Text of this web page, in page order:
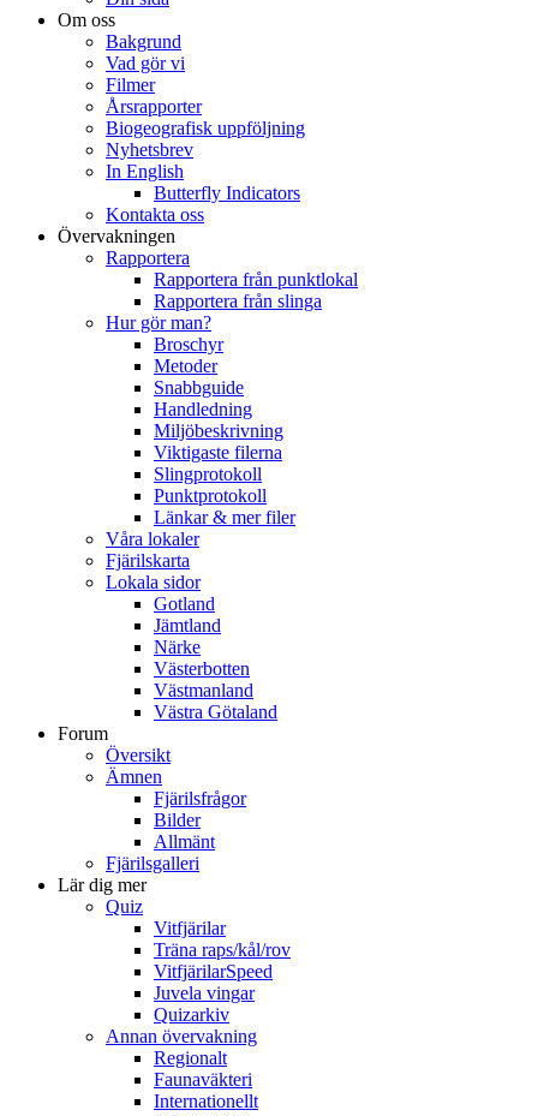
Om oss
Bakgrund
Vad gör vi
Filmer
Årsrapporter
Biogeografisk uppföljning
Nyhetsbrev
In English
Butterfly Indicators
Kontakta oss
Övervakningen
Rapportera
Rapportera från punktlokal
Rapportera från slinga
Hur gör man?
Broschyr
Metoder
Snabbguide
Handledning
Miljöbeskrivning
Viktigaste filerna
Slingprotokoll
Punktprotokoll
Länkar & mer filer
Våra lokaler
Fjärilskarta
Lokala sidor
Gotland
Jämtland
Närke
Västerbotten
Västmanland
Västra Götaland
Forum
Översikt
Ämnen
Fjärilsfrågor
Bilder
Allmänt
Fjärilsgalleri
Lär dig mer
Quiz
Vitfjärilar
Träna raps/kål/rov
VitfjärilarSpeed
Juvela vingar
Quizarkiv
Annan övervakning
Regionalt
Faunaväkteri
Internationellt